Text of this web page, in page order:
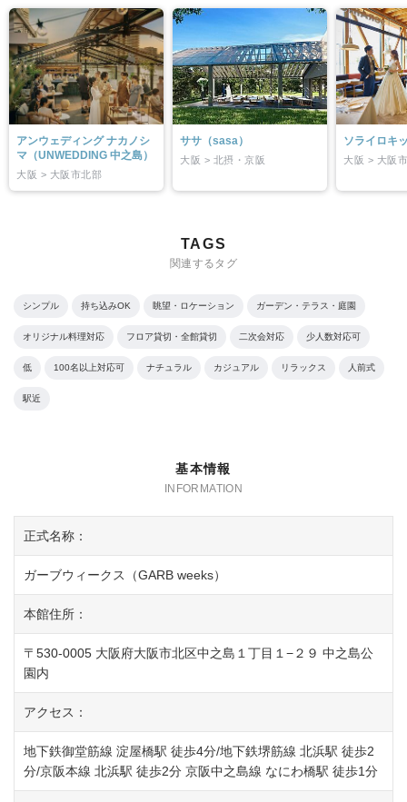
アンウェディング ナカノシ
マ（UNWEDDING 中之島）
大阪 > 大阪市北部
ササ（sasa）
大阪 > 北摂・京阪
ソライロキ
大阪 > 大阪
TAGS
関連するタグ
シンプル 持ち込みOK 眺望・ロケーション ガーデン・テラス・庭園
オリジナル料理対応 フロア貸切・全館貸切 二次会対応 少人数対応可
低 100名以上対応可 ナチュラル カジュアル リラックス 人前式
駅近
基本情報
正式名称：
ガーブウィークス（GARB weeks）
本館住所：
〒530-0005 大阪府大阪市北区中之島１丁目１−２９ 中之島公
園内
アクセス：
地下鉄御堂筋線 淀屋橋駅 徒歩4分/地下鉄堺筋線 北浜駅 徒歩2
分/京阪本線 北浜駅 徒歩2分 京阪中之島線 なにわ橋駅 徒歩1分